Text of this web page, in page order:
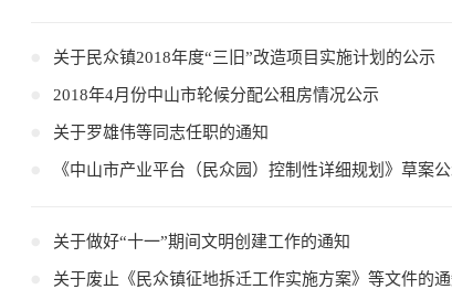
关于民众镇2018年度“三旧”改造项目实施计划的公示
2018年4月份中山市轮候分配公租房情况公示
关于罗雄伟等同志任职的通知
《中山市产业平台（民众园）控制性详细规划》草案
关于做好“十一”期间文明创建工作的通知
关于废止《民众镇征地拆迁工作实施方案》等文件的通